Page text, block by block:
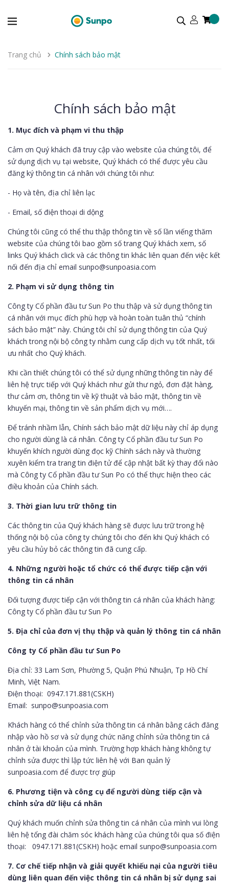
Trang chủ Chính sách bảo mật
Chính sách bảo mật
1. Mục đích và phạm vi thu thập
Cảm ơn Quý khách đã truy cập vào website của chúng tôi, để
sử dụng dịch vụ tại website, Quý khách có thể được yêu cầu
đăng ký thông tin cá nhân với chúng tôi như:
- Họ và tên, địa chỉ liên lạc
- Email, số điện thoại di dộng
Chúng tôi cũng có thể thu thập thông tin về số lần viếng thăm
website của chúng tôi bao gồm số trang Quý khách xem, số
links Quý khách click và các thông tin khác liên quan đến việc kết
nối đến địa chỉ email sunpo@sunpoasia.com
2. Phạm vi sử dụng thông tin
Công ty Cổ phần đầu tư Sun Po thu thập và sử dụng thông tin
cá nhân với mục đích phù hợp và hoàn toàn tuân thủ “chính
sách bảo mật” này. Chúng tôi chỉ sử dụng thông tin của Quý
khách trong nội bộ công ty nhằm cung cấp dịch vụ tốt nhất, tối
ưu nhất cho Quý khách.
Khi cần thiết chúng tôi có thể sử dụng những thông tin này để
liên hệ trực tiếp với Quý khách như gửi thư ngỏ, đơn đặt hàng,
thư cảm ơn, thông tin về kỹ thuật và bảo mật, thông tin về
khuyến mại, thông tin về sản phẩm dịch vụ mới….
Để tránh nhầm lẫn, Chính sách bảo mật dữ liệu này chỉ áp dụng
cho người dùng là cá nhân. Công ty Cổ phần đầu tư Sun Po
khuyến khích người dùng đọc kỹ Chính sách này và thường
xuyên kiểm tra trang tin điện tử để cập nhật bất kỳ thay đổi nào
mà Công ty Cổ phần đầu tư Sun Po có thể thực hiện theo các
điều khoản của Chính sách.
3. Thời gian lưu trữ thông tin
Các thông tin của Quý khách hàng sẽ được lưu trữ trong hệ
thống nội bộ của công ty chúng tôi cho đến khi Quý khách có
yêu cầu hủy bỏ các thông tin đã cung cấp.
4. Những người hoặc tổ chức có thể được tiếp cận với
thông tin cá nhân
Đối tượng được tiếp cận với thông tin cá nhân của khách hàng:
Công ty Cổ phần đầu tư Sun Po
5. Địa chỉ của đơn vị thụ thập và quản lý thông tin cá nhân
Công ty Cổ phần đầu tư Sun Po
Địa chỉ: 33 Lam Sơn, Phường 5, Quận Phú Nhuận, Tp Hồ Chí
Minh, Việt Nam.
Điện thoại: 0947.171.881(CSKH)
Email: sunpo@sunpoasia.com
Khách hàng có thể chỉnh sửa thông tin cá nhân bằng cách đăng
nhập vào hồ sơ và sử dụng chức năng chỉnh sửa thông tin cá
nhân ở tài khoản của mình. Trường hợp khách hàng không tự
chỉnh sửa được thì lập tức liên hệ với Ban quản lý
sunpoasia.com để được trợ giúp
6. Phương tiện và công cụ để người dùng tiếp cận và
chỉnh sửa dữ liệu cá nhân
Quý khách muốn chỉnh sửa thông tin cá nhân của mình vui lòng
liên hệ tổng đài chăm sóc khách hàng của chúng tôi qua số điện
thoại: 0947.171.881(CSKH) hoặc email sunpo@sunpoasia.com
7. Cơ chế tiếp nhận và giải quyết khiếu nại của người tiêu
dùng liên quan đến việc thông tin cá nhân bị sử dụng sai